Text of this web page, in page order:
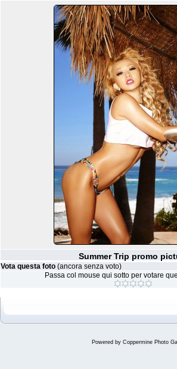
Summer Trip promo
Vota questa foto (ancora senza voto)
Passa col mouse qui sotto per votare
Powered by Coppermine Photo